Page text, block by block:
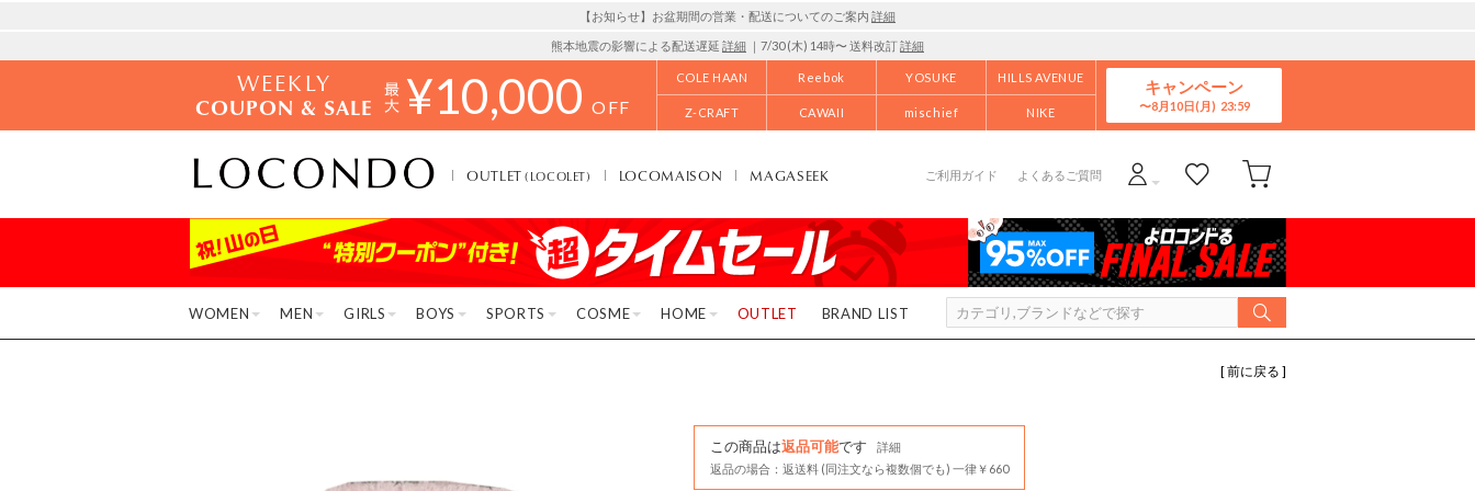
【お知らせ】お盆期間の営業・配送についてのご案内 詳細
熊本地震の影響による配送遅延 詳細 ｜7/30 (木) 14時〜 送料改訂詳細
WEEKLY
COUPON & SALE ¥10,000 OFF
COLE HAAN Reebok YOSUKE HILLS AVENUE
Z-CRAFT CAWAII mischief NIKE
キャンペーン
8月10日(月)
OUTLET(LOCOLET) LOCOMAISON MAGASEEK ご利用ガイド よくあるご質問
WOMEN MEN GIRLS BOYS SPORTS COSME HOME OUTLET BRAND LIST
[ 前に戻る ]
この商品は返品可能です
詳細
返品の場合：返送料 (同注文なら複数個でも) 一律￥660